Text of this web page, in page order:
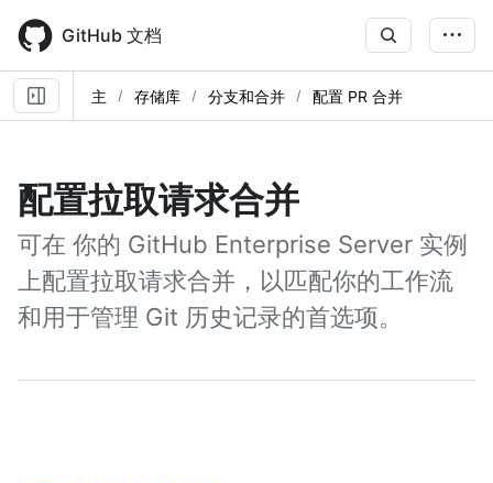
main
content
GitHub 文档
主 存储库 分支和合并 配置 PR 合并
配置拉取请求合并
可在 你的 GitHub Enterprise Server 实例
上配置拉取请求合并，以匹配你的工作流
和用于管理 Git 历史记录的首选项。